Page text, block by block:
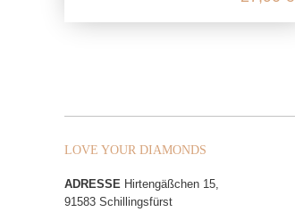
LOVE YOUR DIAMONDS
ADRESSE Hirtengäßchen 15,
91583 Schillingsfürst